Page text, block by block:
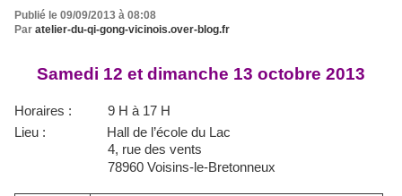
Publié le 09/09/2013 à 08:08
Par atelier-du-qi-gong-vicinois.over-blog.fr
Samedi 12 et dimanche 13 octobre 2013
Horaires :
9 H à 17 H
Lieu :
Hall de l’école du Lac
4, rue des vents
78960 Voisins-le-Bretonneux